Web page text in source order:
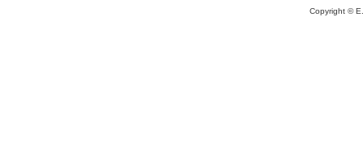
Copyright ©